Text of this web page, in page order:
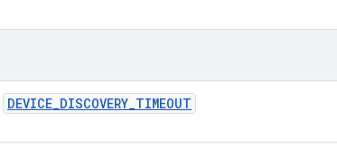
DEVICE_DISCOVERY_TIMEOUT